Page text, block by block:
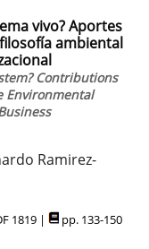
vivo? Aportes
ambiental
Contributions
Environmental
Ramirez-
1819 | pp. 133-150